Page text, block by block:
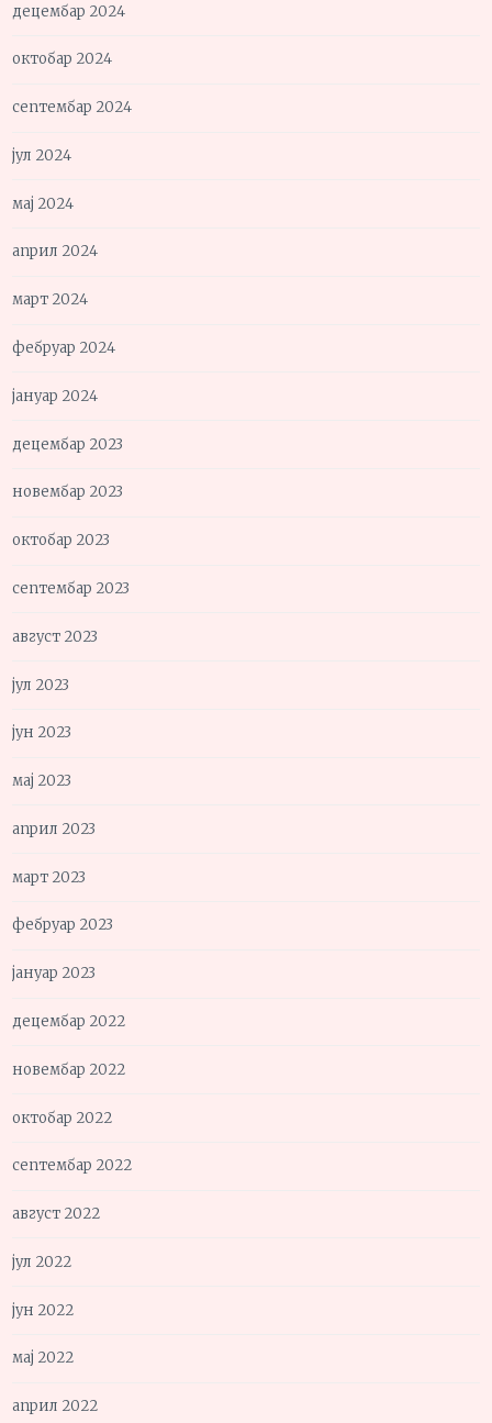
децембар 2024
октобар 2024
септембар 2024
јул 2024
мај 2024
април 2024
март 2024
фебруар 2024
јануар 2024
децембар 2023
новембар 2023
октобар 2023
септембар 2023
август 2023
јул 2023
јун 2023
мај 2023
април 2023
март 2023
фебруар 2023
јануар 2023
децембар 2022
новембар 2022
октобар 2022
септембар 2022
август 2022
јул 2022
јун 2022
мај 2022
април 2022